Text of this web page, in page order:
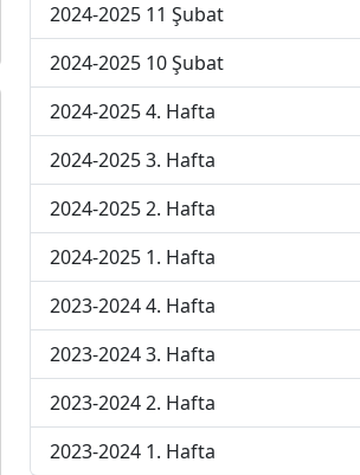
2024-2025 11 Şubat
2024-2025 10 Şubat
2024-2025 4. Hafta
2024-2025 3. Hafta
2024-2025 2. Hafta
2024-2025 1. Hafta
2023-2024 4. Hafta
2023-2024 3. Hafta
2023-2024 2. Hafta
2023-2024 1. Hafta